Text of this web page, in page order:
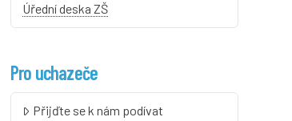
Úřední deska ZŠ
Pro uchazeče
Přijďte se k nám podívat